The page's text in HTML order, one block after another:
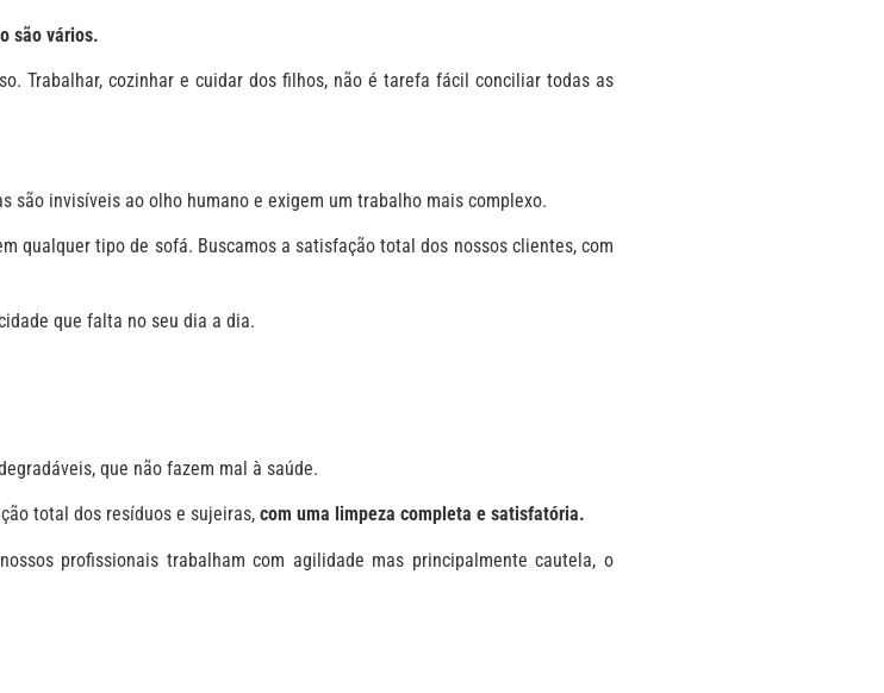
são vários.
Trabalhar, cozinhar e cuidar dos filhos, não é tarefa fácil conciliar todas as
são invisíveis ao olho humano e exigem um trabalho mais complexo.
qualquer tipo de sofá. Buscamos a satisfação total dos nossos clientes, com
que falta no seu dia a dia.
que não fazem mal à saúde.
total dos resíduos e sujeiras, com uma limpeza completa e satisfatória.
nossos profissionais trabalham com agilidade mas principalmente cautela, o